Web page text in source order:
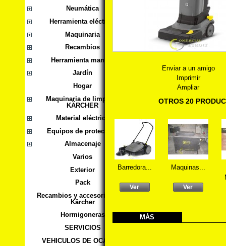
Neumática
Herramienta eléctrica
Maquinaria
Recambios
Herramienta manual
Jardín
Hogar
Maquinaria de limpieza
KÄRCHER
Material eléctrico
Equipos de protección
Almacenaje
Varios
Exterior
Pack
Recambios y accesorios para
Kärcher
Hormigoneras
SERVICIOS
VEHICULOS DE OCASION
Enviar a un amigo
Imprimir
Ampliar
OTROS 20
Barredora...
Ver
Maquinas...
Ver
MÁS